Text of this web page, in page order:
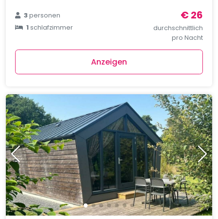
3personen
1schlafzimmer
€ 26
durchschnittlich
pro Nacht
Anzeigen